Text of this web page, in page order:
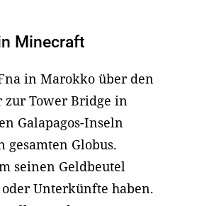
Minecraft
in Marokko über den
zur Tower Bridge in
Galapagos-Inseln
Globus.
seinen Geldbeutel
Unterkünfte haben.